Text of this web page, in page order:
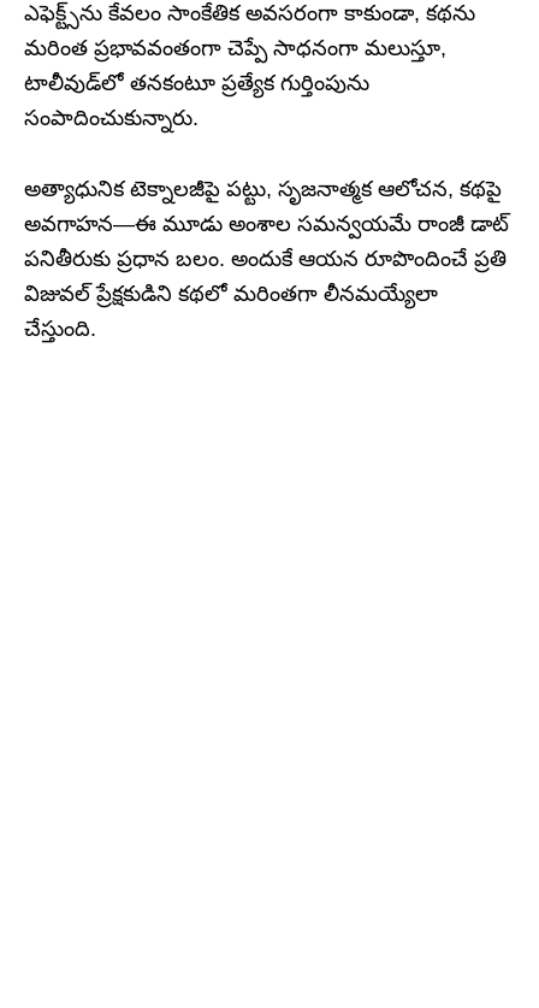
ఎఫెక్ట్స్‌ను కేవలం సాంకేతిక అవసరంగా కాకుండా, కథను
మరింత ప్రభావవంతంగా చెప్పే సాధనంగా మలుస్తూ,
టాలీవుడ్‌లో తనకంటూ ప్రత్యేక గుర్తింపును
సంపాదించుకున్నారు.
అత్యాధునిక టెక్నాలజీపై పట్టు, సృజనాత్మక ఆలోచన, కథపై
అవగాహన—ఈ మూడు అంశాల సమన్వయమే రాంజీ డాట్
పనితీరుకు ప్రధాన బలం. అందుకే ఆయన రూపొందించే ప్రతి
విజువల్ ప్రేక్షకుడిని కథలో మరింతగా లీనమయ్యేలా
చేస్తుంది.